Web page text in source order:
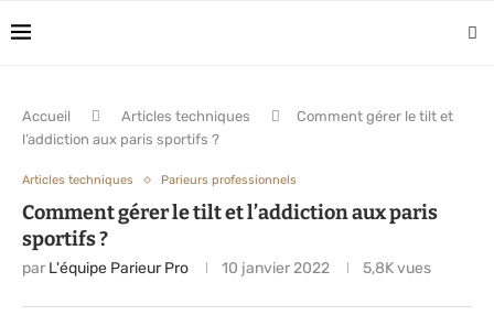
Accueil Articles techniques
Comment gérer le tilt et
l’addiction aux paris sportifs ?
Articles techniques Parieurs professionnels
Comment gérer le tilt et l’addiction aux paris
sportifs ?
par L'équipe Parieur Pro 10 janvier 2022 5,8Kvues